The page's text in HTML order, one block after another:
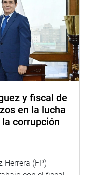
Las multitudinarias
Perú han
y al Ejecutivo
y nuestra
Pleno, su rápida
y hoy la SBS publicó
esperado por
y fiscal de
en la lucha
corrupción
Herrera (FP)